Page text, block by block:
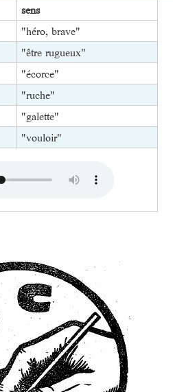
sens
"héro, brave"
"être rugueux"
"écorce"
"ruche"
"galette"
"vouloir"